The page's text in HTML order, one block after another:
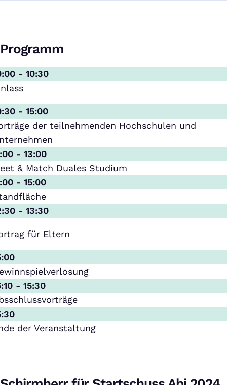
Programm
- 10:30
- 15:00
der teilnehmenden Hochschulen und
- 13:00
& Match Duales Studium
- 15:00
- 13:30
für Eltern
- 15:30
der Veranstaltung